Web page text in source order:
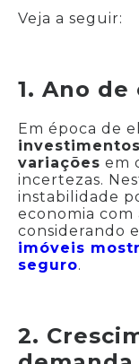
Veja a seguir:
1. Ano
Em época de
variações em
incertezas.
instabilidade
economia com
considerando
imóveis
seguro.
2.